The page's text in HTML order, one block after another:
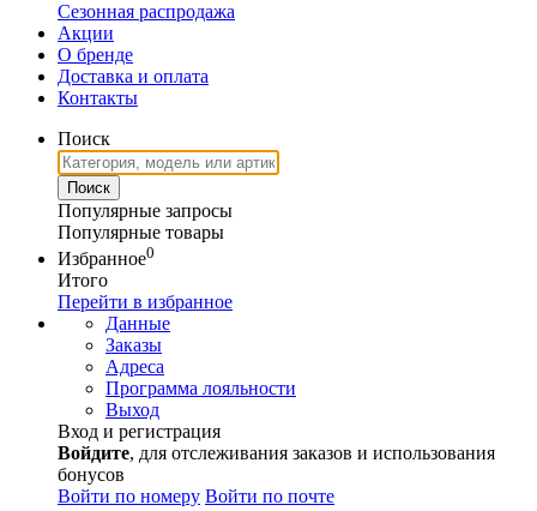
Сезонная распродажа
Акции
О бренде
Доставка и оплата
Контакты
Поиск
Популярные запросы
Популярные товары
Избранное0
Итого
Перейти в избранное
Данные
Заказы
Адреса
Программа лояльности
Выход
Вход и регистрация
Войдите, для отслеживания заказов и использования
бонусов
Войти по номеру Войти по почте